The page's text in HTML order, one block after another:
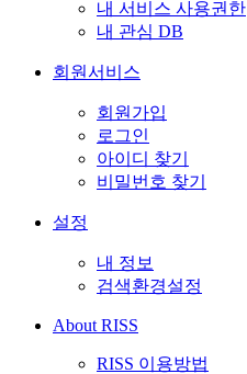
내 서비스 사용권한
내 관심 DB
회원서비스
회원가입
로그인
아이디 찾기
비밀번호 찾기
설정
내 정보
검색환경설정
About RISS
RISS 이용방법